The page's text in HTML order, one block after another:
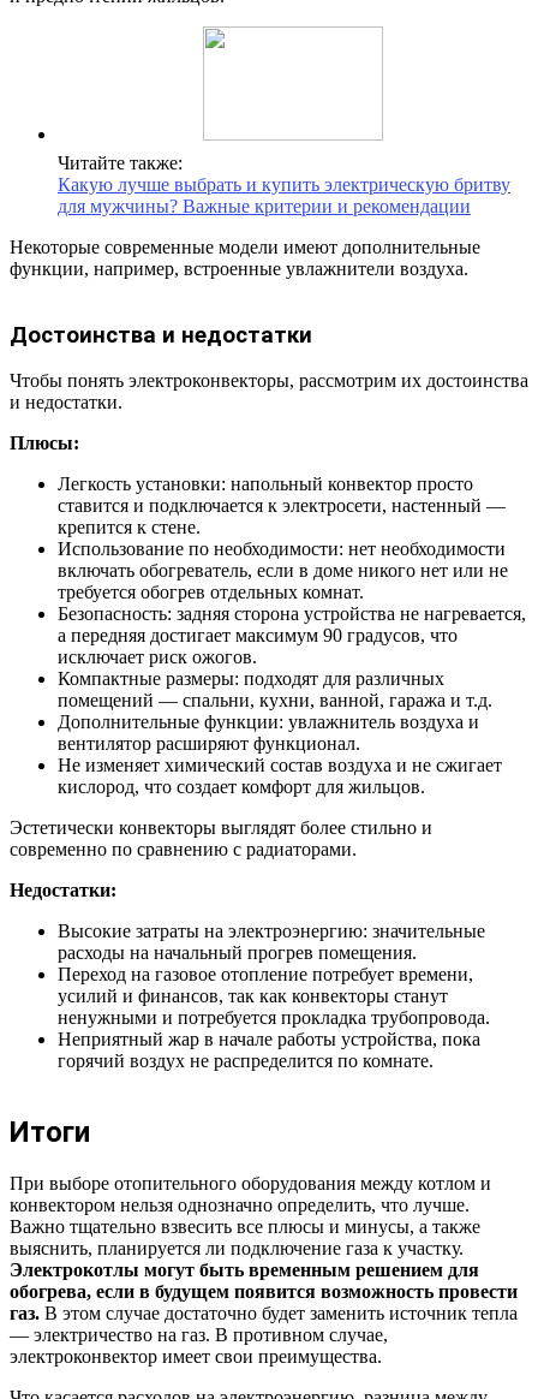
Читайте также:
Какую лучше выбрать и купить электрическую бритву
для мужчины? Важные критерии и рекомендации
Некоторые современные модели имеют дополнительные
функции, например, встроенные увлажнители воздуха.
Достоинства и недостатки
Чтобы понять электроконвекторы, рассмотрим их достоинства
и недостатки.
Плюсы:
Легкость установки: напольный конвектор просто
ставится и подключается к электросети, настенный —
крепится к стене.
Использование по необходимости: нет необходимости
включать обогреватель, если в доме никого нет или не
требуется обогрев отдельных комнат.
Безопасность: задняя сторона устройства не нагревается,
а передняя достигает максимум 90 градусов, что
исключает риск ожогов.
Компактные размеры: подходят для различных
помещений — спальни, кухни, ванной, гаража и т.д.
Дополнительные функции: увлажнитель воздуха и
вентилятор расширяют функционал.
Не изменяет химический состав воздуха и не сжигает
кислород, что создает комфорт для жильцов.
Эстетически конвекторы выглядят более стильно и
современно по сравнению с радиаторами.
Недостатки:
Высокие затраты на электроэнергию: значительные
расходы на начальный прогрев помещения.
Переход на газовое отопление потребует времени,
усилий и финансов, так как конвекторы станут
ненужными и потребуется прокладка трубопровода.
Неприятный жар в начале работы устройства, пока
горячий воздух не распределится по комнате.
Итоги
При выборе отопительного оборудования между котлом и
конвектором нельзя однозначно определить, что лучше.
Важно тщательно взвесить все плюсы и минусы, а также
выяснить, планируется ли подключение газа к участку.
Электрокотлы могут быть временным решением для
обогрева, если в будущем появится возможность провести
газ. В этом случае достаточно будет заменить источник тепла
— электричество на газ. В противном случае,
электроконвектор имеет свои преимущества.